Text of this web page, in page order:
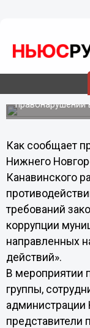
Семинар
коррупции
В ходе
работы по
правонарушений
Как сообщает
Нижнего
Канавинского
требований
коррупции
направленных
действий».
В мероприятии
группы,
администрации
представители